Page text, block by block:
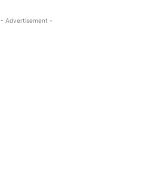
- Advertisement -